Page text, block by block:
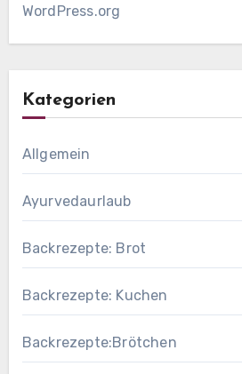
WordPress.org
Kategorien
Allgemein
Ayurvedaurlaub
Backrezepte: Brot
Backrezepte: Kuchen
Backrezepte:Brötchen